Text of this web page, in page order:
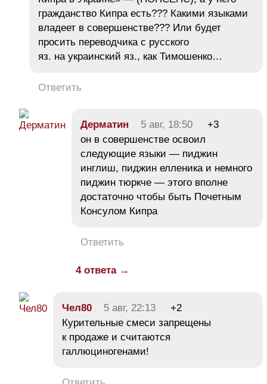
гражданство Кипра есть??? Какими языками
владеет в совершенстве??? Или будет
просить переводчика с русского
яз. на украинский яз., как Тимошенко…
Ответить
Дерматин 5 авг, 18:50
+3
он в совершенстве освоил
следующие языки — пиджин
инглиш, пиджин елленика и немного
пиджин тюркче — этого вполне
достаточно чтобы быть Почетным
Консулом Кипра
Ответить
4 ответа →
Чел80 5 авг, 22:13
+2
Курительные смеси запрещены
к продаже и считаются
галлюциногенами!